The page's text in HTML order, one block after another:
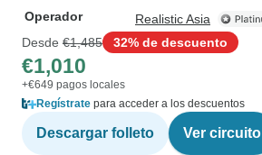
Operador
Realistic Asia
Desde €1,485 32% de descuento
€1,010
+€649 pagos locales
Regístrate para acceder a los descuentos
Descargar folleto Ver circuito